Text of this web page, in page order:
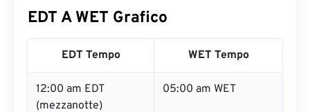
EDT A WET Grafico
EDT Tempo WET Tempo
12:00 am EDT
(mezzanotte)
05:00 am WET